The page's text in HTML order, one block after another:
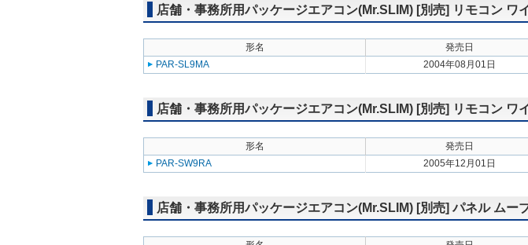
店舗・事務所用パッケージエアコン(Mr.SLIM) [別売] リモコン ワ
形名 発売日
PAR-SL9MA
2004年08月01日
店舗・事務所用パッケージエアコン(Mr.SLIM) [別売] リモコン ワ
形名 発売日
PAR-SW9RA
2005年12月01日
店舗・事務所用パッケージエアコン(Mr.SLIM) [別売] パネル ムー